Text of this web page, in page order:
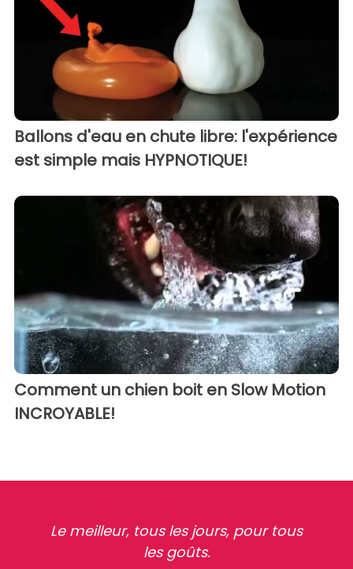
Ballons d'eau en chute libre: l'expérience
est simple mais HYPNOTIQUE!
Comment un chien boit en Slow Motion
INCROYABLE!
Le meilleur, tous les jours, pour tous
les goûts.